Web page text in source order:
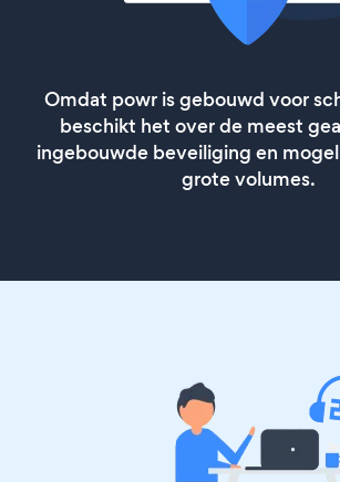
Omdat powr is gebouwd voor
beschikt het over de meest
ingebouwde beveiliging en
grote volumes.